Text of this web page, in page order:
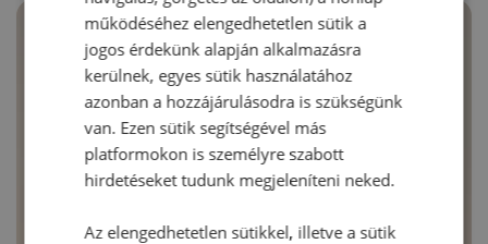
működéséhez elengedhetetlen sütik a
jogos érdekünk alapján alkalmazásra
kerülnek, egyes sütik használatához
azonban a hozzájárulásodra is szükségünk
van. Ezen sütik segítségével más
platformokon is személyre szabott
hirdetéseket tudunk megjeleníteni neked.
Az elengedhetetlen sütikkel, illetve a sütik